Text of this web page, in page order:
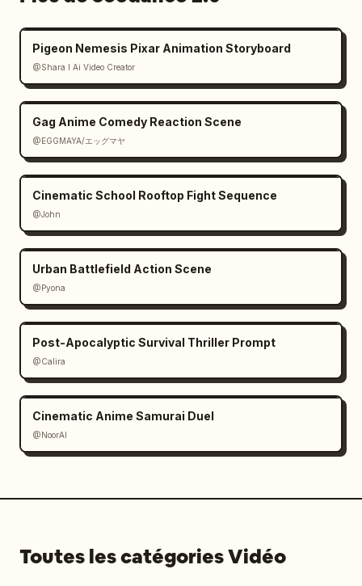
Pigeon Nemesis Pixar Animation Storyboard
@Shara I Ai Video Creator
Gag Anime Comedy Reaction Scene
@EGGMAYA/エッグマヤ
Cinematic School Rooftop Fight Sequence
@John
Urban Battlefield Action Scene
@Pyona
Post-Apocalyptic Survival Thriller Prompt
@Calira
Cinematic Anime Samurai Duel
@NoorAI
Toutes les catégories Vidéo